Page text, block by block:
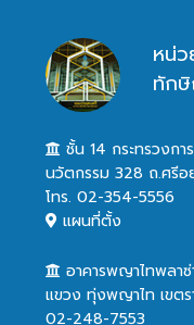
หน่ว
ทัก
ชั้น 14 กระทรวงก
นวัตกรรม 328 ถ.ศรีอ
โทร. 02-354-5556
แผนที่ตั้ง
อาคารพญาไทพลา
แขวง ทุ่งพญาไท เขต
02-248-7553